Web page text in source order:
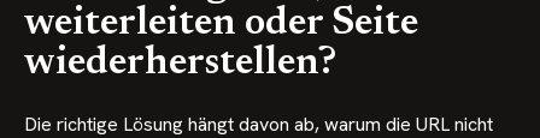
weiterleiten oder Seite
wiederherstellen?
Die richtige Lösung hängt davon ab, warum die URL nicht